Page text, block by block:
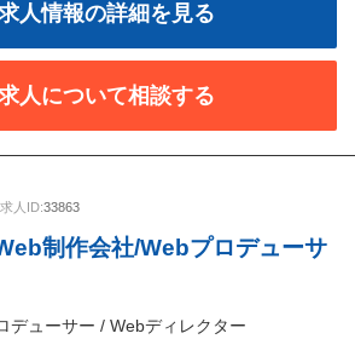
人情報の詳細を見る
人について相談する
求人ID:33863
制作会社/Webプロデューサ
デューサー / Webディレクター